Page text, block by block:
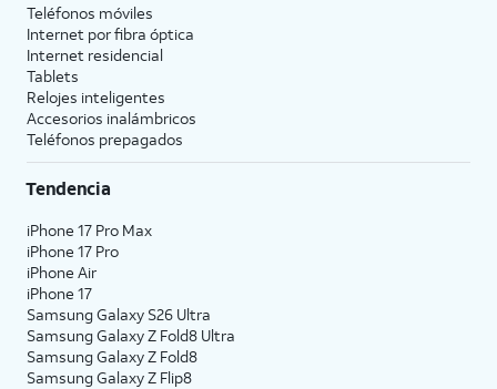
Teléfonos móviles
Internet por fibra óptica
Internet residencial
Tablets
Relojes inteligentes
Accesorios inalámbricos
Teléfonos prepagados
Tendencia
iPhone 17 Pro Max
iPhone 17 Pro
iPhone Air
iPhone 17
Samsung Galaxy S26 Ultra
Samsung Galaxy Z Fold8 Ultra
Samsung Galaxy Z Fold8
Samsung Galaxy Z Flip8